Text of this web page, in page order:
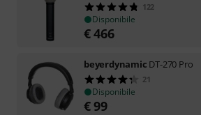
122
Disponibile
€466
beyerdynamic DT-270 Pro
21
Disponibile
€99